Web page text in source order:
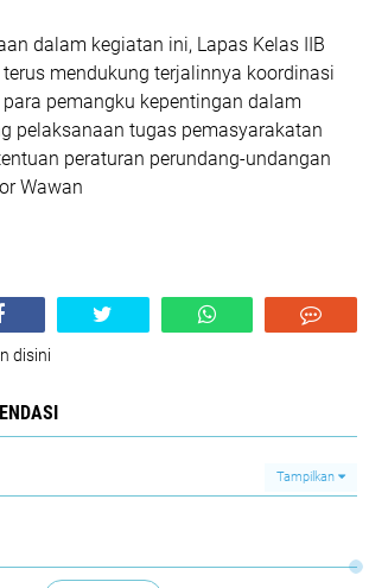
dalam kegiatan ini, Lapas Kelas IIB
mendukung terjalinnya koordinasi
pemangku kepentingan dalam
pelaksanaan tugas pemasyarakatan
peraturan perundang-undangan
Wawan
disini
Tampilkan